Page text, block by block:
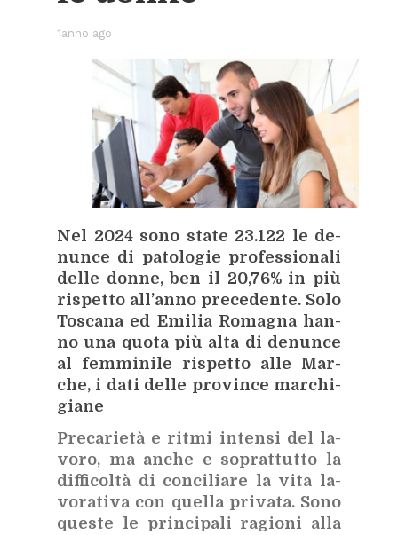
1anno ago
Nel 2024 sono sta­te 23.122 le de­
nun­ce di pa­to­lo­gie pro­fes­sio­na­li
del­le don­ne, ben il 20,76% in più
ri­spet­to al­l’an­no pre­ce­den­te. Solo
To­sca­na ed Emi­lia Ro­ma­gna han­
no una quo­ta più alta di de­nun­ce
al fem­mi­ni­le ri­spet­to alle Mar­
che, i dati del­le pro­vin­ce mar­chi­
gia­ne
Pre­ca­rie­tà e rit­mi in­ten­si del la­
vo­ro, ma an­che e so­prat­tut­to la
dif­fi­col­tà di con­ci­lia­re la vita la­
vo­ra­ti­va con quel­la pri­va­ta. Sono
que­ste le prin­ci­pa­li ra­gio­ni alla